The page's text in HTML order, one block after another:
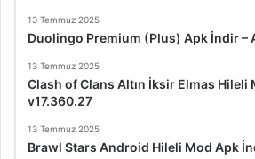
13 Temmuz 2025
Duolingo Premium (Plus) Apk İndir –
13 Temmuz 2025
Clash of Clans Altın İksir Elmas Hileli
v17.360.27
13 Temmuz 2025
Brawl Stars Android Hileli Mod Apk